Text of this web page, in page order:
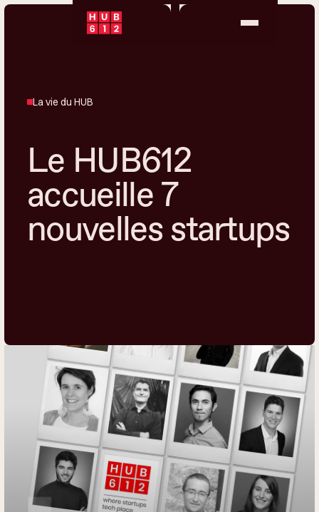
La vie du HUB
Le HUB612
accueille 7
nouvelles startups